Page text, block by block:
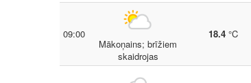
09:00
Mākoņains; brīžiem
skaidrojas
18.4°C